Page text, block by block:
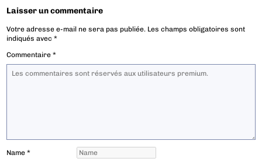
Laisser un commentaire
Votre adresse e-mail ne sera pas publiée. Les champs obligatoires sont
indiqués avec*
Commentaire*
Name*